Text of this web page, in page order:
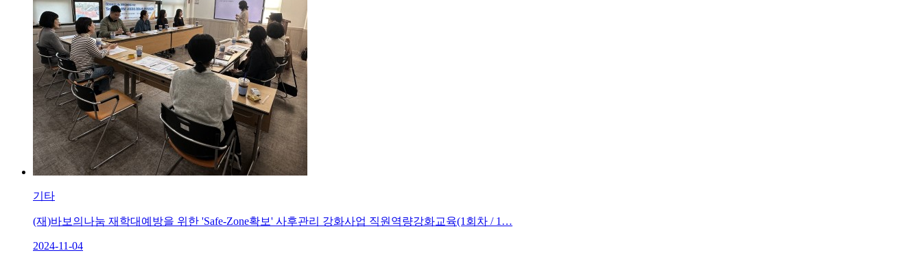
기타
(재)바보의나눔 재학대예방을 위한 'Safe-Zone확보' 사후관리 강화사업 직원역량강화교육(1회차 / 1…
2024-11-04